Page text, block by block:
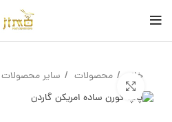
خانه محصولات سایر محصولات
بزرگنمایی تصویر